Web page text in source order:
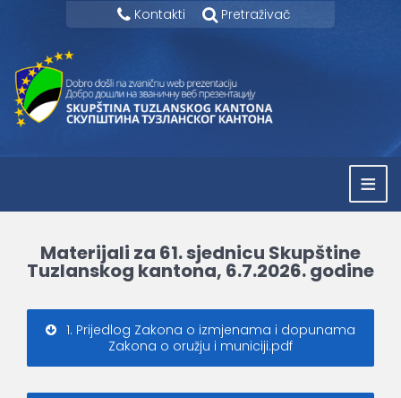
Kontakti Pretraživač
≡
Materijali za 61. sjednicu Skupštine
Tuzlanskog kantona, 6.7.2026. godine
1. Prijedlog Zakona o izmjenama i dopunama
Zakona o oružju i municiji.pdf